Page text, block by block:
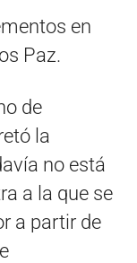
en
Paz.
de
la
no está
a la que se
a partir de